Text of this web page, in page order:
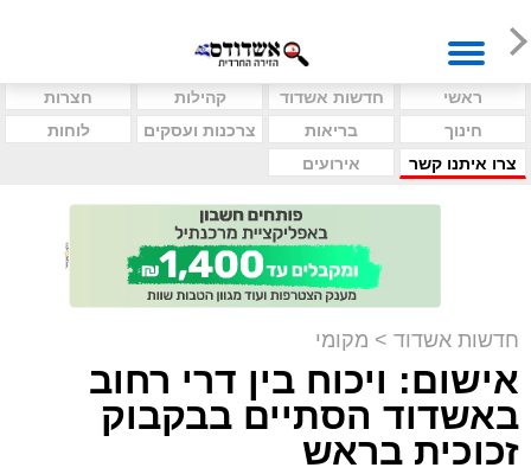
ראשי חדשות אשדוד קהילות
חצרות
חינוך
בריאות צרכנות ועסקים
לוחות
צרו איתנו קשר
אירועים
חדשות אשדוד > מקומי
אישום: ויכוח בין דרי רחוב
באשדוד הסתיים בבקבוק
זכוכית בראש